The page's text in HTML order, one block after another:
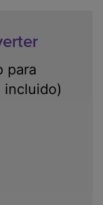
para
incluido)